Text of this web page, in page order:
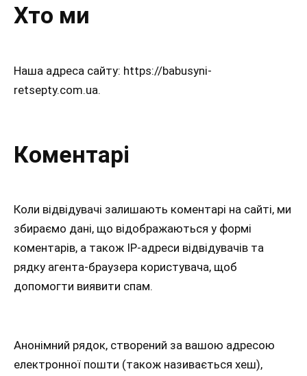
Хто ми
Наша адреса сайту: https://babusyni-
retsepty.com.ua.
Коментарі
Коли відвідувачі залишають коментарі на сайті, ми
збираємо дані, що відображаються у формі
коментарів, а також IP-адреси відвідувачів та
рядку агента-браузера користувача, щоб
допомогти виявити спам.
Анонімний рядок, створений за вашою адресою
електронної пошти (також називається хеш),